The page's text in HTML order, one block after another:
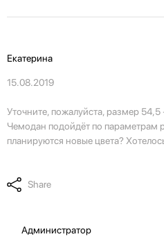
Екатерина
15.08.2019
Уточните, пожалуйста, размер
Чемодан подойдёт по параметрам
планируются новые цвета?
Share
Администратор